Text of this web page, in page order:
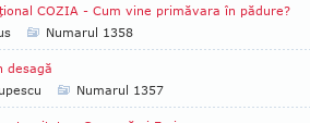
COZIA - Cum vine primăvara în pădure?
Numarul 1358
desagă
Numarul 1357